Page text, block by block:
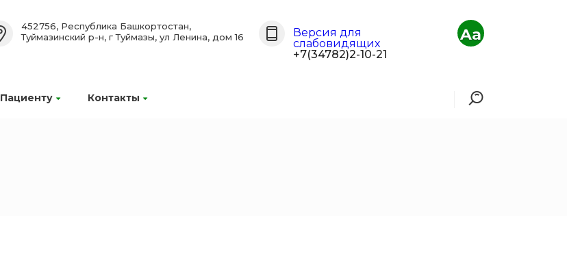
Пациенту Контакты
452756, Республика Башкортостан,
Туймазинский р-н, г Туймазы, ул Ленина, дом 16
Версия для
слабовидящих
+7(34782)2-10-21
Aa